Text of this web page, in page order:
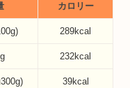
カロリー
289kcal
232kcal
39kcal